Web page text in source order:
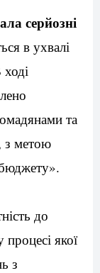
серйозні
в ухвалі
та
з метою
до
процесі якої
з